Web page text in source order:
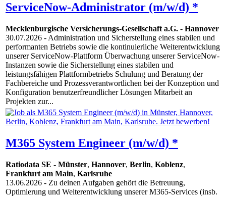
ServiceNow-Administrator (m/w/d) *
Mecklenburgische Versicherungs-Gesellschaft a.G. - Hannover
30.07.2026 - Administration und Sicherstellung eines stabilen und
performanten Betriebs sowie die kontinuierliche Weiterentwicklung
unserer ServiceNow-Plattform Überwachung unserer ServiceNow-
Instanzen sowie die Sicherstellung eines stabilen und
leistungsfähigen Plattformbetriebs Schulung und Beratung der
Fachbereiche und Prozessverantwortlichen bei der Konzeption und
Konfiguration benutzerfreundlicher Lösungen Mitarbeit an
Projekten zur...
M365 System Engineer (m/w/d) *
Ratiodata SE - Münster, Hannover, Berlin, Koblenz,
Frankfurt am Main, Karlsruhe
13.06.2026 - Zu deinen Aufgaben gehört die Betreuung,
Optimierung und Weiterentwicklung unserer M365-Services (insb.